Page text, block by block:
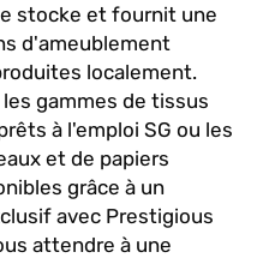
stocke et fournit une
d'ameublement
localement.
gammes de tissus
à l'emploi SG ou les
et de papiers
grâce à un
avec Prestigious
attendre à une